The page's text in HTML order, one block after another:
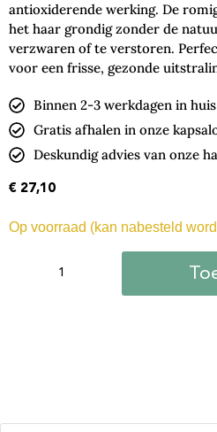
antioxiderende werking. De
het haar grondig zonder de
verzwaren of te verstoren.
voor een frisse, gezonde
Binnen 2-3 werkdagen in huis
Gratis afhalen in onze
Deskundig advies van onze
€ 27,10
Op voorraad (kan nabesteld